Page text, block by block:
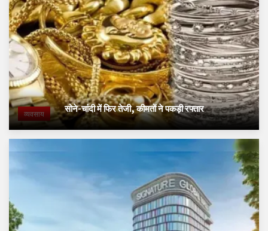
व्यवसाय सोने-चांदी में फिर तेजी, कीमतों ने पकड़ी रफ्तार